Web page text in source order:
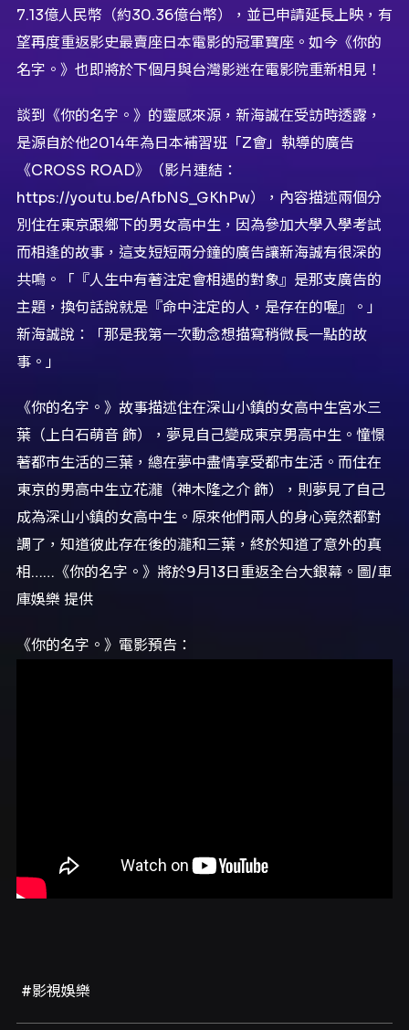
7.13億人民幣（約30.36億台幣），並已申請延長上映，有
望再度重返影史最賣座日本電影的冠軍寶座。如今《你的
名字。》也即將於下個月與台灣影迷在電影院重新相見！
談到《你的名字。》的靈感來源，新海誠在受訪時透露，
是源自於他2014年為日本補習班「Z會」執導的廣告
《CROSS ROAD》（影片連結：
https://youtu.be/AfbNS_GKhPw），內容描述兩個分
別住在東京跟鄉下的男女高中生，因為參加大學入學考試
而相逢的故事，這支短短兩分鐘的廣告讓新海誠有很深的
共鳴。「『人生中有著注定會相遇的對象』是那支廣告的
主題，換句話說就是『命中注定的人，是存在的喔』。」
新海誠說：「那是我第一次動念想描寫稍微長一點的故
事。」
《你的名字。》故事描述住在深山小鎮的女高中生宮水三
葉（上白石萌音 飾），夢見自己變成東京男高中生。憧憬
著都市生活的三葉，總在夢中盡情享受都市生活。而住在
東京的男高中生立花瀧（神木隆之介 飾），則夢見了自己
成為深山小鎮的女高中生。原來他們兩人的身心竟然都對
調了，知道彼此存在後的瀧和三葉，終於知道了意外的真
相……《你的名字。》將於9月13日重返全台大銀幕。圖/車
庫娛樂 提供
《你的名字。》電影預告：
#影視娛樂